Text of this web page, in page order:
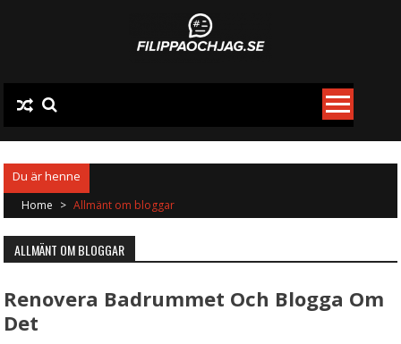
Home > Allmänt om bloggar
ALLMÄNT OM BLOGGAR
Renovera Badrummet Och Blogga Om
Det